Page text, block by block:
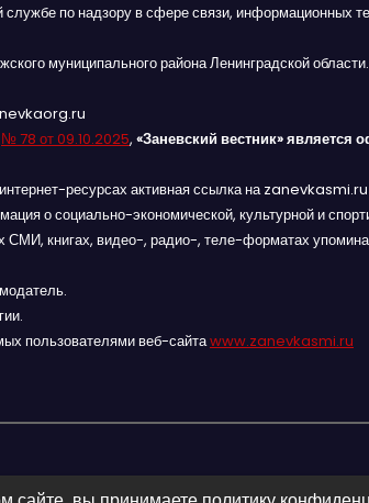
службе по надзору в сфере связи, информационных
муниципального района Ленинградской области.
№ 78 от 09.10.2025, «Заневский вестник»
ресурсах активная ссылка на zanevkasmi.ru
о социально-экономической, культурной и
книгах, видео-, радио-, теле-форматах
пользователями веб-сайтаwww.zanevkasmi.ru